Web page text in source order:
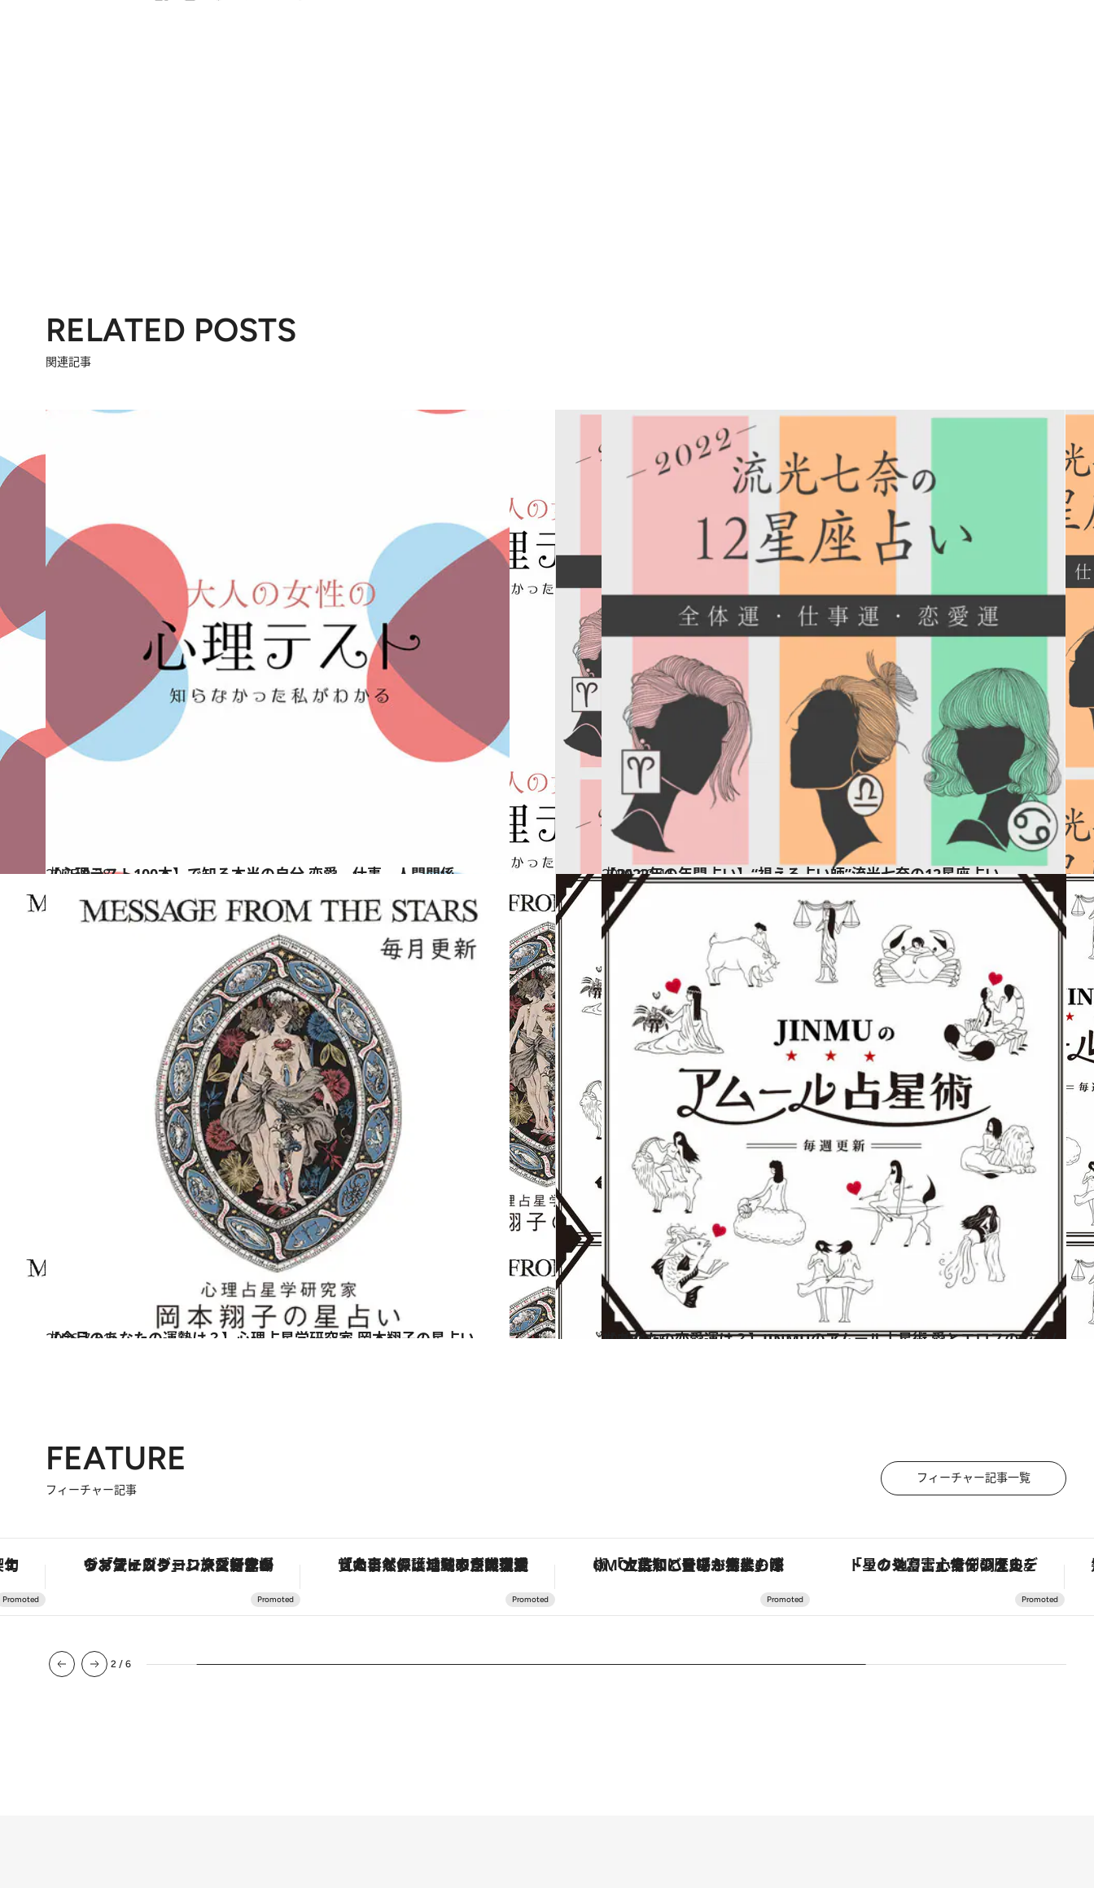
RELATED POSTS
関連記事
2025.9.28
【心理テスト100本】で知る本当の自分 恋愛、仕事、人間関係…
占い 2021.12.15
【2022年の年間占い】“視える占い師”流光七奈の12星座占い
占い
2026.7.31
【今月のあなたの運勢は？】心理占星学研究家 岡本翔子の星占い
占い 2024.6.15
【あなたの恋愛運は？】JINMUのアムール占星術 愛とエロスのジンムリズム
占い
FEATURE
フィーチャー記事
フィーチャー記事一覧
で満喫！ ヴァシュロン・コンスタンタン「オーヴァーシーズ・オートマティック」。旅愛好家のお気に入りコレクションから、ジェンダーレスな新作が登場 「大事なのは地域の意識を変えること」。ロレックス賞受賞の自然保護活動家が実現させたナイジェリアの自然環境の復活 「土佐和ハーブかき氷」がOMO7高知に登場！生姜、山椒、大葉など目にも舌にも涼を呼ぶ郷土の味 「星のや富士」でデジタルデトックス。冨士信仰の歴史を辿り、心身を調える。
2 / 6